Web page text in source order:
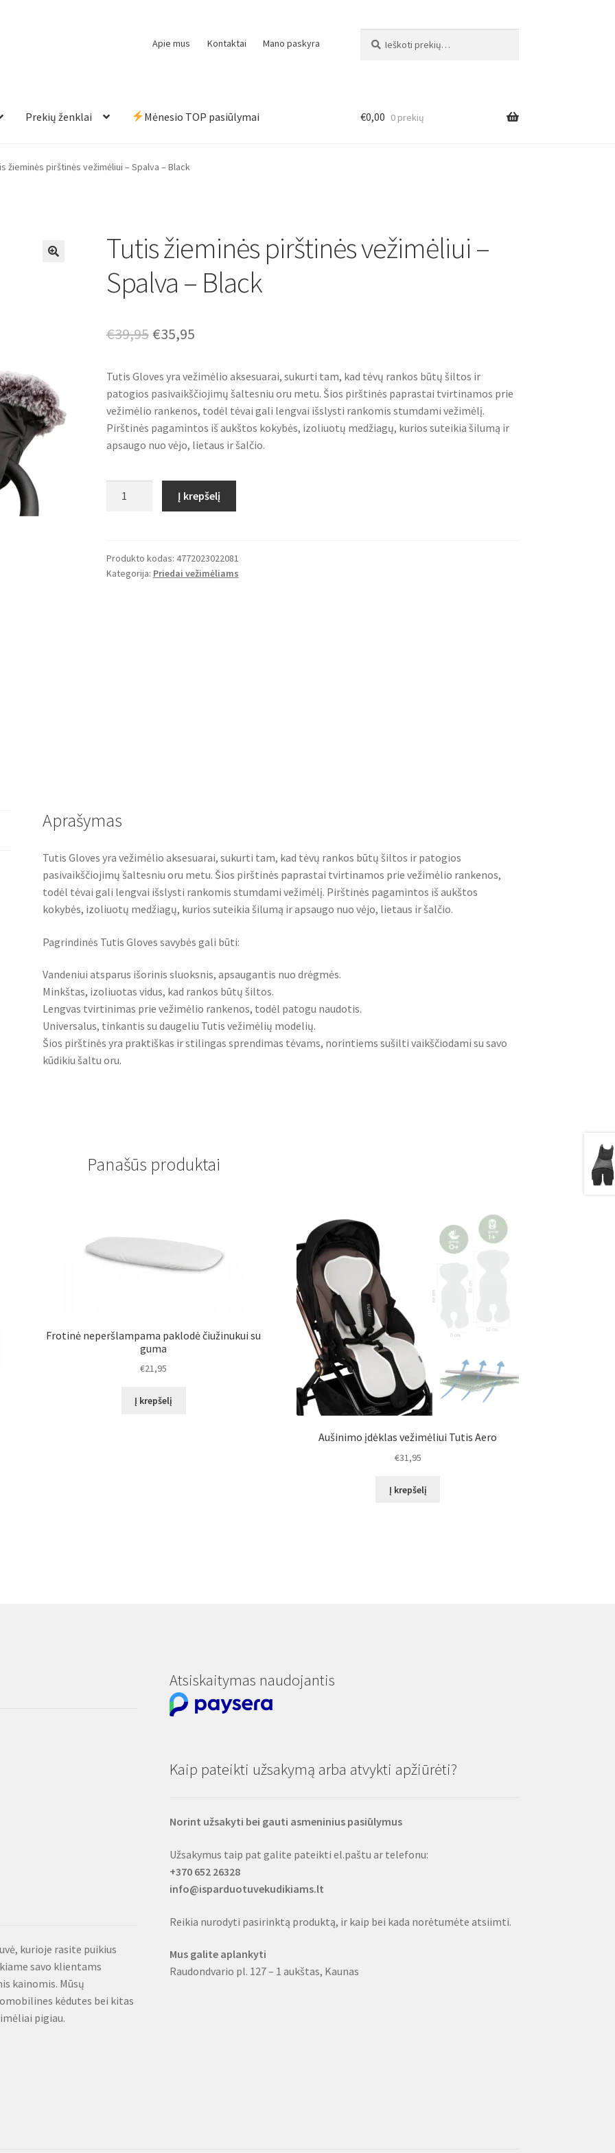
Apie mus Kontaktai Mano paskyra
Prekių ženklai Mėnesio TOP pasiūlymai €0,00 0 prekių
žieminės pirštinės vežimėliui – Spalva – Black
Tutis žieminės pirštinės vežimėliui –
Spalva – Black
€39,95 Original
was:
€39,95.
€35,95Current
is:
€35,95.
Tutis Gloves yra vežimėlio aksesuarai, sukurti tam, kad tėvų rankos būtų šiltos ir
patogios pasivaikščiojimų šaltesniu oru metu. Šios pirštinės paprastai tvirtinamos prie
vežimėlio rankenos, todėl tėvai gali lengvai išslysti rankomis stumdami vežimėlį.
Pirštinės pagamintos iš aukštos kokybės, izoliuotų medžiagų, kurios suteikia šilumą ir
apsaugo nuo vėjo, lietaus ir šalčio.
pirštinės
vežimėliui
Į krepšelį
Produkto kodas: 4772023022081
Kategorija: Priedai vežimėliams
Aprašymas
Tutis Gloves yra vežimėlio aksesuarai, sukurti tam, kad tėvų rankos būtų šiltos ir patogios
pasivaikščiojimų šaltesniu oru metu. Šios pirštinės paprastai tvirtinamos prie vežimėlio rankenos,
todėl tėvai gali lengvai išslysti rankomis stumdami vežimėlį. Pirštinės pagamintos iš aukštos
kokybės, izoliuotų medžiagų, kurios suteikia šilumą ir apsaugo nuo vėjo, lietaus ir šalčio.
Pagrindinės Tutis Gloves savybės gali būti:
Vandeniui atsparus išorinis sluoksnis, apsaugantis nuo drėgmės.
Minkštas, izoliuotas vidus, kad rankos būtų šiltos.
Lengvas tvirtinimas prie vežimėlio rankenos, todėl patogu naudotis.
Universalus, tinkantis su daugeliu Tutis vežimėlių modelių.
Šios pirštinės yra praktiškas ir stilingas sprendimas tėvams, norintiems sušilti vaikščiodami su savo
kūdikiu šaltu oru.
Panašūs produktai
Frotinė neperšlampama paklodė čiužinukui su
guma
€21,95
Į krepšelį
Aušinimo įdėklas vežimėliui Tutis Aero
€31,95
Į krepšelį
kurioje rasite puikius
savo klientams
kainomis. Mūsų
kėdutes bei kitas
pigiau.
Atsiskaitymas naudojantis
Kaip pateikti užsakymą arba atvykti apžiūrėti?
Norint užsakyti bei gauti asmeninius pasiūlymus
Užsakymus taip pat galite pateikti el.paštu ar telefonu:
+370 652 26328
info@isparduotuvekudikiams.lt
Reikia nurodyti pasirinktą produktą, ir kaip bei kada norėtumėte atsiimti.
Mus galite aplankyti
Raudondvario pl. 127 – 1 aukštas, Kaunas